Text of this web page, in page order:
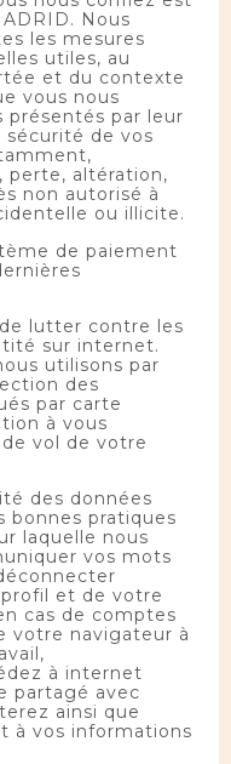
Nous
les mesures
utiles, au
et du contexte
vous nous
présentés par leur
de vos
altération,
non autorisé à
ou illicite.
de paiement
lutter contre les
sur internet.
utilisons par
des
par carte
à vous
vol de votre
des données
bonnes pratiques
laquelle nous
vos mots
et de votre
cas de comptes
votre navigateur à
à internet
partagé avec
ainsi que
à vos informations